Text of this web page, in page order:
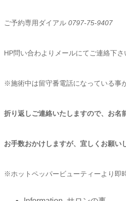
ご予約専用ダイアル 0797-75-9407
HP問い合わよりメールにてご連絡下さ
※施術中は留守番電話になっている事
折り返しご連絡いたしますので、お名
お手数おかけしますが、宜しくお願い
※ホットペッパービューティーより即